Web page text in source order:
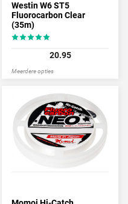
Westin W6 ST5
Fluorocarbon Clear
(35m)
20.95
Meerdere opties